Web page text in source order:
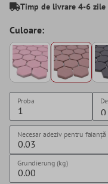
Timp de livrare 4-6 zile
Culoare:
Proba
Necesar adeziv pentru faianță
Grundierung (kg)